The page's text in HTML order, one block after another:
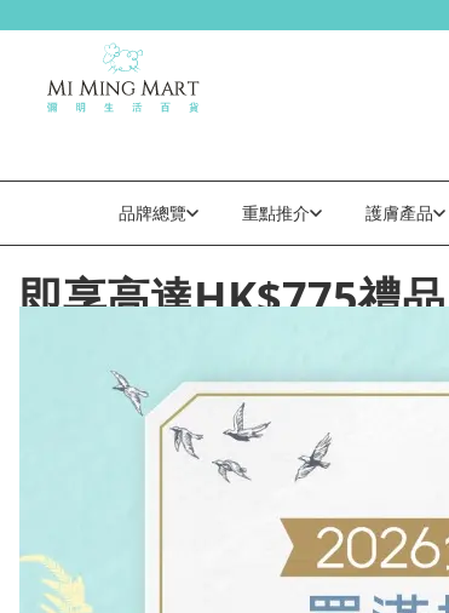
品牌總覽 重點推介 護膚產品
即享高達HK$775禮